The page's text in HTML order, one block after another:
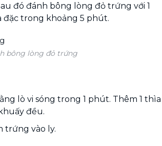
đó đánh bông lòng đỏ trứng với 1
đặc trong khoảng 5 phút.
bông lòng đỏ trứng
lò vi sóng trong 1 phút. Thêm 1 thìa
đều.
trứng vào ly.